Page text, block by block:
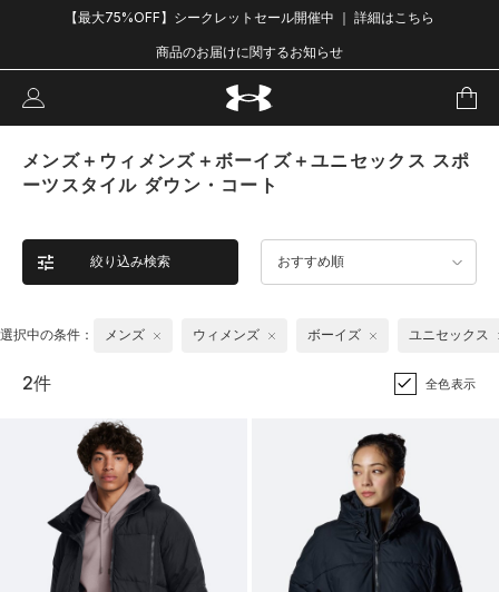
【最大75%OFF】シークレットセール開催中 ｜ 詳細はこちら
商品のお届けに関するお知らせ
メンズ＋ウィメンズ＋ボーイズ＋ユニセックス スポ
ーツスタイル ダウン・コート
絞り込み検索 おすすめ順
選択中の条件： メンズ ウィメンズ ボーイズ ユニセックス
2件 全色表示